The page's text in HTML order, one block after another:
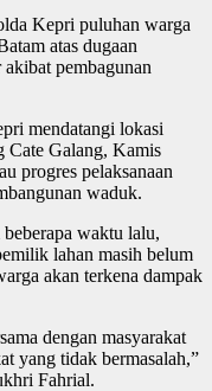
Kepri puluhan warga
atas dugaan
pembagunan
mendatangi lokasi
Cate Galang, Kamis
progres pelaksanaan
waduk.
waktu lalu,
lahan masih belum
akan terkena dampak
dengan masyarakat
yang tidak bermasalah,”
Fahrial.